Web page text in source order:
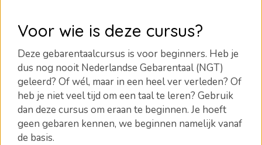
Voor wie is deze cursus?
Deze gebarentaalcursus is voor beginners. Heb je
dus nog nooit Nederlandse Gebarentaal (NGT)
geleerd? Of wél, maar in een heel ver verleden? Of
heb je niet veel tijd om een taal te leren? Gebruik
dan deze cursus om eraan te beginnen. Je hoeft
geen gebaren kennen, we beginnen namelijk vanaf
de basis.